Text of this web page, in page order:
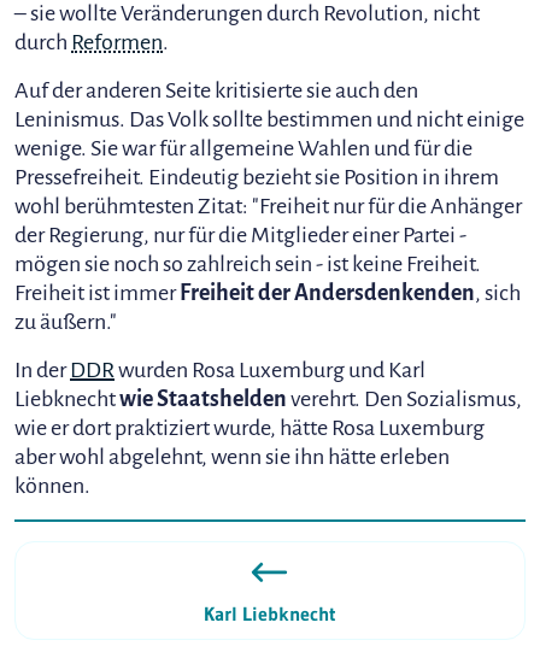
– sie wollte Veränderungen durch Revolution, nicht
durch Reformen.
Auf der anderen Seite kritisierte sie auch den
Leninismus. Das Volk sollte bestimmen und nicht einige
wenige. Sie war für allgemeine Wahlen und für die
Pressefreiheit. Eindeutig bezieht sie Position in ihrem
wohl berühmtesten Zitat: "Freiheit nur für die Anhänger
der Regierung, nur für die Mitglieder einer Partei -
mögen sie noch so zahlreich sein - ist keine Freiheit.
Freiheit ist immerFreiheit der Andersdenkenden, sich
zu äußern."
In derDDRwurden Rosa Luxemburg und Karl
Liebknechtwie Staatshelden verehrt. Den Sozialismus,
wie er dort praktiziert wurde, hätte Rosa Luxemburg
aber wohl abgelehnt, wenn sie ihn hätte erleben
können.
Karl Liebknecht